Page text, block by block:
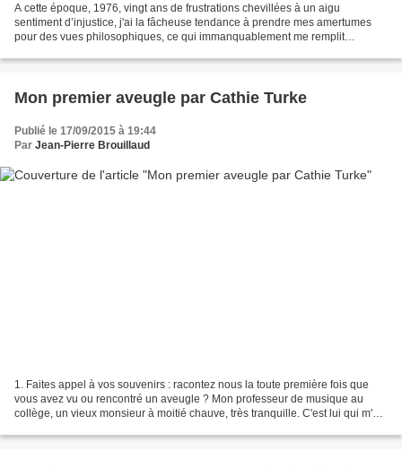
A cette époque, 1976, vingt ans de frustrations chevillées à un aigu
sentiment d’injustice, j'ai la fâcheuse tendance à prendre mes amertumes
pour des vues philosophiques, ce qui immanquablement me remplit
Mon premier aveugle par Cathie Turke
Publié le 17/09/2015 à 19:44
Par Jean-Pierre Brouillaud
1. Faites appel à vos souvenirs : racontez nous la toute première fois que
vous avez vu ou rencontré un aveugle ? Mon professeur de musique au
collège, un vieux monsieur à moitié chauve, très tranquille. C'est lui qui m'a